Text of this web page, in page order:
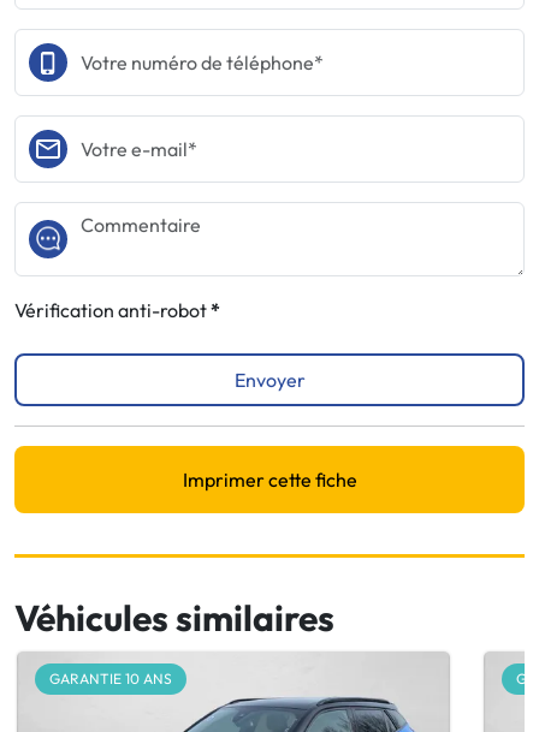
Vérification anti-robot
Envoyer
Imprimer cette fiche
Véhicules similaires
GARANTIE 10 ANS